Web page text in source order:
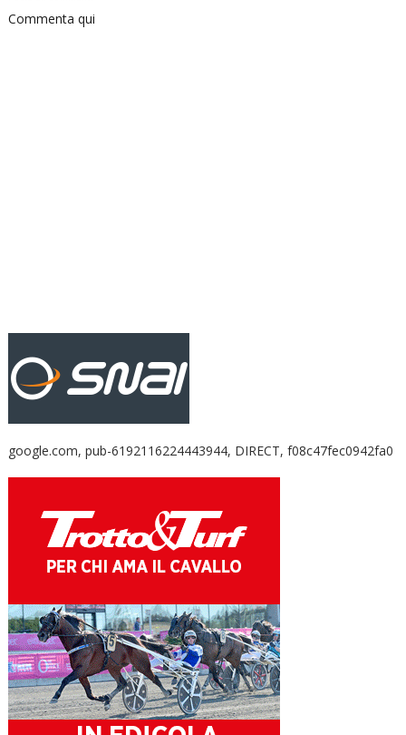
Commenta qui
google.com, pub-6192116224443944, DIRECT, f08c47fec0942fa0